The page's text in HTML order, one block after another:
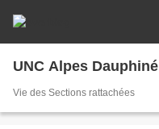
UNC Alpes Dauphiné
Vie des Sections rattachées